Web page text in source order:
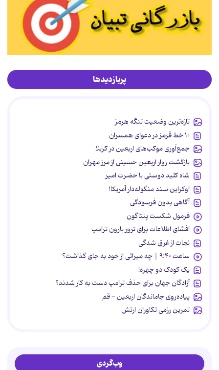
پربازدیدها
تازه‌ترین وضعیت تنگه هرمز
۱۰ خط قرمز در دعوای همسران
جمع‌آوری موکب‌های اربعین در کربلا
بازگشت زوار اربعین حسینی از مرز مهران
شاه کلید دوستی با حضرت امیر
اوکراین سند منگوله‌دار آمریکا!
آگاهی بدون فرسودگی
فرمول شکست پنتاگون
افشای اطلاعات برای ترور بارون ترامپ
نجات از غرق شدگی
ساعت ۹:۴۰ | چه میراثی از خود به جای گذاشت؟
یک کودک دو چهره!
آزادگان جهان برای حذف ترامپ دست به کار شدند؟
پیاده‌روی جاماندگان اربعین - قم
تمرین رزمی تکاوران ارتش
وب‌گردی